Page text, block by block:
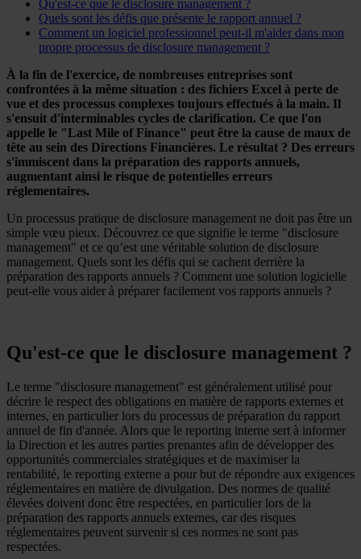
Qu'est-ce que le disclosure management ?
Quels sont les défis que présente le rapport annuel ?
Comment un logiciel professionnel peut-il m'aider dans mon
propre processus de disclosure management ?
À la fin de l'exercice, de nombreuses entreprises sont
confrontées à la même situation : des fichiers Excel à perte de
vue et des processus complexes toujours effectués à la main. Il
s'ensuit d'interminables cycles de clarification. Ce que l'on
appelle le "Last Mile of Finance" peut être la cause de maux de
tête au sein des Directions Financières. Le résultat ? Des erreurs
s'immiscent dans la préparation des rapports annuels,
augmentant ainsi le risque de potentielles erreurs
réglementaires.
Un processus pratique de disclosure management ne doit pas être un
simple vœu pieux. Découvrez ce que signifie le terme "disclosure
management" et ce qu’est une véritable solution de disclosure
management. Quels sont les défis qui se cachent derrière la
préparation des rapports annuels ? Comment une solution logicielle
peut-elle vous aider à préparer facilement vos rapports annuels ?
Qu'est-ce que le disclosure management ?
Le terme "disclosure management" est généralement utilisé pour
décrire le respect des obligations en matière de rapports externes et
internes, en particulier lors du processus de préparation du rapport
annuel de fin d'année. Alors que le reporting interne sert à informer
la Direction et les autres parties prenantes afin de développer des
opportunités commerciales stratégiques et de maximiser la
rentabilité, le reporting externe a pour but de répondre aux exigences
réglementaires en matière de divulgation. Des normes de qualité
élevées doivent donc être respectées, en particulier lors de la
préparation des rapports annuels externes, car des risques
réglementaires peuvent survenir si ces normes ne sont pas
respectées.